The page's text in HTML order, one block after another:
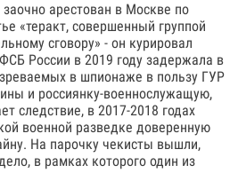
арестован в Москве по
«теракт, совершенный группой
сговору» - он курировал
России в 2019 году задержала в
в шпионаже в пользу ГУР
и россиянку-военнослужащую,
следствие, в 2017-2018 годах
военной разведке доверенную
На парочку чекисты вышли,
в рамках которого один из